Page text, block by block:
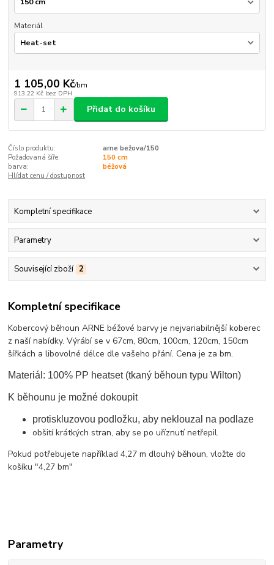
Materiál
1 105,00 Kč/bm
913,22 Kč bez DPH
Přidat do košíku
Číslo produktu:
arne bežova/150
Požadovaná šíře:
150 cm
barva:
béžová
Hlídat cenu / dostupnost
Kompletní specifikace
Parametry
Související zboží 2
Kompletní specifikace
Kobercový běhoun ARNE béžové barvy je nejvariabilnější koberec
z naší nabídky. Výrábí se v 67cm, 80cm, 100cm, 120cm, 150cm
šířkách a libovolné délce dle vašeho přání. Cena je za bm.
Materiál: 100% PP heatset (tkaný běhoun typu Wilton)
K běhounu je možné dokoupit
protiskluzovou podložku, aby neklouzal na podlaze
obšití krátkých stran, aby se po uříznutí netřepil.
Pokud potřebujete například 4,27 m dlouhý běhoun, vložte do
košíku "4,27 bm"
Parametry